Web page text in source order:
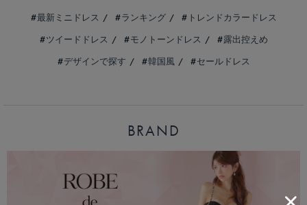
最新ミニドレス ランキング
トレンドカラードレス
ツイードドレス
モノトーンドレス
露出控えめ
デザインで探す
韓国風 セールドレス
BRAND